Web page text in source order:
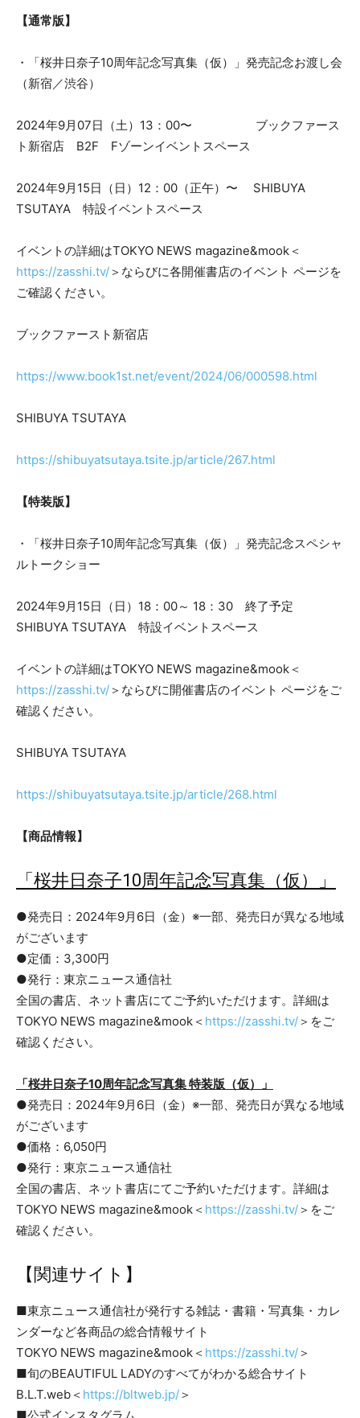
【通常版】
・「桜井日奈子10周年記念写真集（仮）」発売記念お渡し会
（新宿／渋谷）
2024年9⽉07⽇（土）13：00〜 ブックファース
ト新宿店 B2F Fゾーンイベントスペース
2024年9⽉15⽇（日）12：00（正午）〜 SHIBUYA
TSUTAYA 特設イベントスペース
イベントの詳細はTOKYO NEWS magazine&mook＜
https://zasshi.tv/＞ならびに各開催書店のイベント ページを
ご確認ください。
ブックファースト新宿店
https://www.book1st.net/event/2024/06/000598.html
SHIBUYA TSUTAYA
https://shibuyatsutaya.tsite.jp/article/267.html
【特装版】
・「桜井日奈子10周年記念写真集（仮）」発売記念スペシャ
ルトークショー
2024年9⽉15⽇（日）18：00～ 18：30 終了予定
SHIBUYA TSUTAYA 特設イベントスペース
イベントの詳細はTOKYO NEWS magazine&mook＜
https://zasshi.tv/＞ならびに開催書店のイベント ページをご
確認ください。
SHIBUYA TSUTAYA
https://shibuyatsutaya.tsite.jp/article/268.html
【商品情報】
「桜井日奈子10周年記念写真集（仮）」
●発売日：2024年9月6日（金）※一部、発売日が異なる地域
がございます
●定価：3,300円
●発行：東京ニュース通信社
全国の書店、ネット書店にてご予約いただけます。詳細は
TOKYO NEWS magazine&mook＜ https://zasshi.tv/＞をご
確認ください。
「桜井日奈子10周年記念写真集 特装版（仮）」
●発売日：2024年9月6日（金）※一部、発売日が異なる地域
がございます
●価格：6,050円
●発行：東京ニュース通信社
全国の書店、ネット書店にてご予約いただけます。詳細は
TOKYO NEWS magazine&mook＜ https://zasshi.tv/＞をご
確認ください。
【関連サイト】
■東京ニュース通信社が発行する雑誌・書籍・写真集・カレ
ンダーなど各商品の総合情報サイト
TOKYO NEWS magazine&mook＜ https://zasshi.tv/＞
■旬のBEAUTIFUL LADYのすべてがわかる総合サイト
B.L.T.web＜ https://bltweb.jp/＞